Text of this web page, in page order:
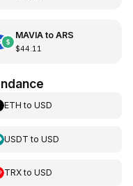
MAVIAto ARS
$44.11
ETH toUSD
USDT toUSD
TRXtoUSD